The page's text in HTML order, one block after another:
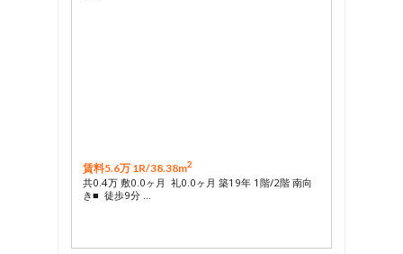
賃料5.6万 1R/38.38m2
共0.4万 敷0.0ヶ月 礼0.0ヶ月 築19年 1階/2階 南向
き■ 徒歩9分 …